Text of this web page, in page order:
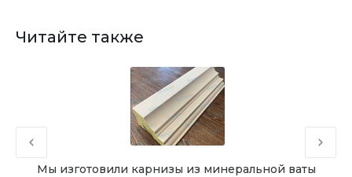
Читайте также
Мы изготовили карнизы из минеральной ваты